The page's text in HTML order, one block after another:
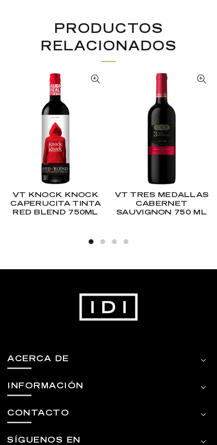
PRODUCTOS
RELACIONADOS
VT KNOCK KNOCK
CAPERUCITA TINTA
RED BLEND 750ML
VT TRES MEDALLAS
CABERNET
SAUVIGNON 750 ML
ACERCA DE
INFORMACIÓN
CONTACTO
SÍGUENOS EN